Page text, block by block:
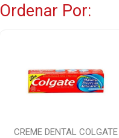
Ordenar Por:
CREME DENTAL COLGATE